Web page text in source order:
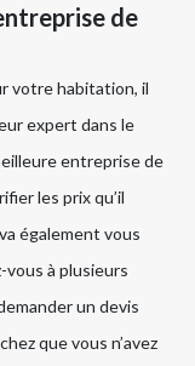
de
votre habitation, il
expert dans le
entreprise de
les prix qu’il
également vous
vous à plusieurs
un devis
que vous n’avez